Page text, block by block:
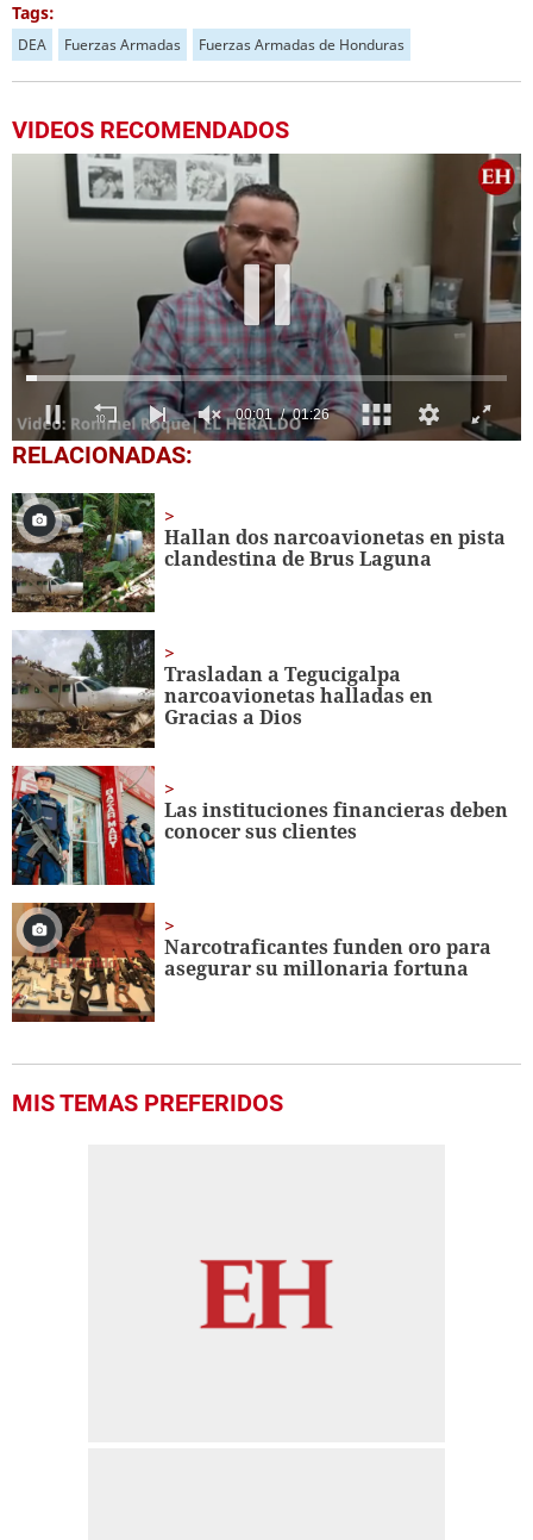
Tags:
DEA Fuerzas Armadas Fuerzas Armadas de Honduras
VIDEOS RECOMENDADOS
0
of
minute,
26
seconds
RELACIONADAS:
Hallan dos narcoavionetas en pista
clandestina de Brus Laguna
Trasladan a Tegucigalpa
narcoavionetas halladas en
Gracias a Dios
Las instituciones financieras deben
conocer sus clientes
Narcotraficantes funden oro para
asegurar su millonaria fortuna
MIS TEMAS PREFERIDOS